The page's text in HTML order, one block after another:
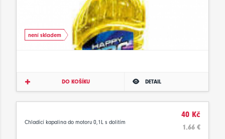
není skladem
DO KOŠÍKU DETAIL
Chladící kapalina do motoru 0,1L s dolitím
40 Kč
1.66 €